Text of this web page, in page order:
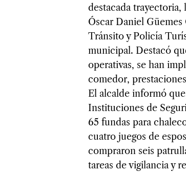
destacada
Óscar Daniel
Tránsito y Policía
municipal. Destacó
operativas, se han
comedor,
El alcalde informó
Instituciones de
65 fundas para
cuatro juegos de
compraron seis
tareas de vigilancia y